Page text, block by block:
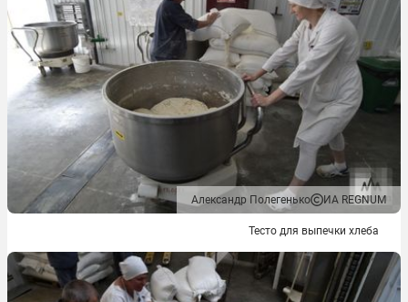
Александр Полегенько ИА REGNUM
Тесто для выпечки хлеба